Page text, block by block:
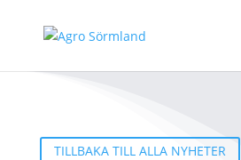
TILLBAKA TILL ALLA NYHETER